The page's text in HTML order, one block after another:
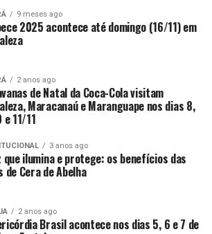
9 meses ago
2025 acontece até domingo (16/11) em
2 anos ago
de Natal da Coca-Cola visitam
Maracanaú e Maranguape nos dias 8,
e 11/11
3 anos ago
que ilumina e protege: os benefícios das
de Cera de Abelha
2 anos ago
Brasil acontece nos dias 5, 6 e 7 de